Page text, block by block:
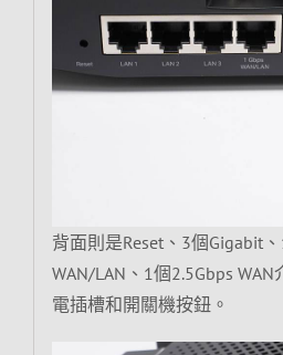
背面則是Reset、3個Gigabit
WAN/LAN、1個2.5Gbps WAN
電插槽和開關機按鈕。